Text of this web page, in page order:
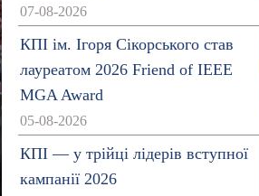
07-08-2026
КПІ ім. Ігоря Сікорського став
лауреатом 2026 Friend of IEEE
MGA Award
05-08-2026
КПІ — у трійці лідерів вступної
кампанії 2026